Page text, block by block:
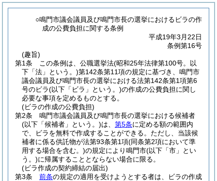
○鳴門市議会議員及び鳴門市長の選挙におけるビラの作
成の公費負担に関する条例
平成19年3月22日
条例第16号
(趣旨)
第1条
この条例は、公職選挙法(昭和25年法律第100号。以
下「法」という。)第142条第11項の規定に基づき、鳴門市
議会議員及び鳴門市長の選挙における法第142条第1項第6
号のビラ(以下「ビラ」という。)の作成の公費負担に関し
必要な事項を定めるものとする。
(ビラの作成の公費負担)
第2条
鳴門市議会議員及び鳴門市長の選挙における候補者
(以下「候補者」という。)は、 第5条に定める額の範囲内
で、ビラを無料で作成することができる。 ただし、当該候
補者に係る供託物が法第93条第1項(同条第2項において準
用する場合を含む。)の規定により鳴門市(以下「市」とい
う。)に帰属することとならない場合に限る。
(ビラ作成の契約締結の届出)
第3条
前条の規定の適用を受けようとする者は、ビラの作成